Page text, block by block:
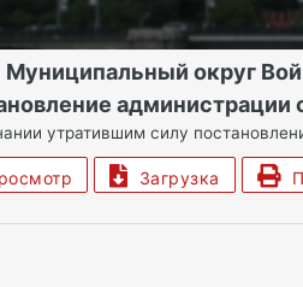
округ
утратившим силу
Загрузка